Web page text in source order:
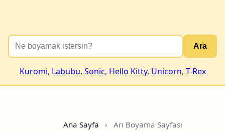
Ara
Kuromi, Labubu, Sonic, Hello Kitty, Unicorn, T-Rex
Ana Sayfa › Arı Boyama Sayfası